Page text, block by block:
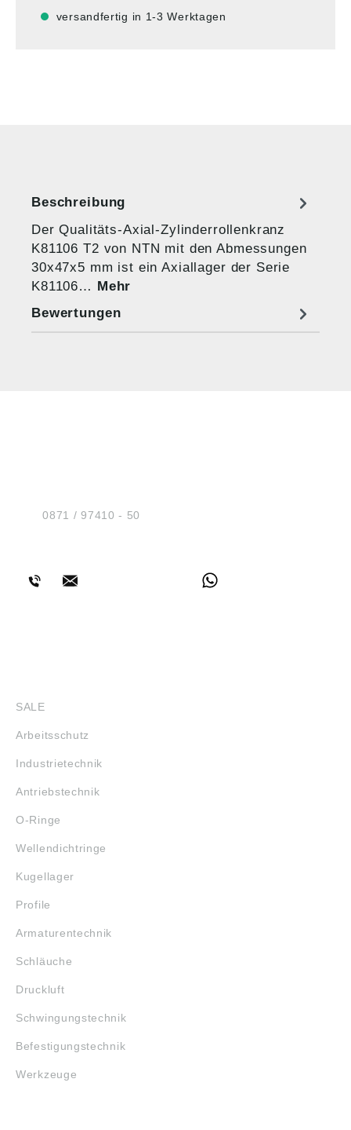
versandfertig in 1-3 Werktagen
Beschreibung
Der Qualitäts-Axial-Zylinderrollenkranz
K81106 T2 von NTN mit den Abmessungen
30x47x5 mm ist ein Axiallager der Serie
K81106… Mehr
Bewertungen
Tel.:0871 / 97410 - 50
SALE
Arbeitsschutz
Industrietechnik
Antriebstechnik
O-Ringe
Wellendichtringe
Kugellager
Profile
Armaturentechnik
Schläuche
Druckluft
Schwingungstechnik
Befestigungstechnik
Werkzeuge